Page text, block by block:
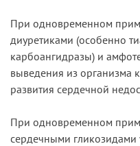
При одновременном
диуретиками (особенно
карбоангидразы) и
выведения из организма
развития сердечной
При одновременном
сердечными гликозидами